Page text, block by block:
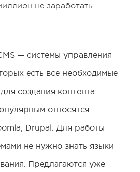
не заработать.
— системы управления
есть все необходимые
создания контента.
относятся
Drupal. Для работы
не нужно знать языки
Предлагаются уже